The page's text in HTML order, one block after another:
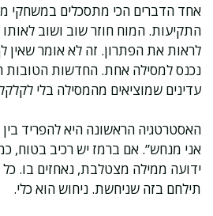
אחד הדברים הכי מתסכלים במשחקי
התקיעות. המוח חוזר שוב ושוב לאותו
לראות את הפתרון. זה לא אומר שאין
נכנס למסילה אחת. החדשות הטובות
עדינים שמוציאים מהמסילה בלי
האסטרטגיה הראשונה היא להפריד בין
אני מנחש”. אם ברמז יש רכיב בטוח,
ידועה ממילה מצטלבת, נאחזים בו.
תילחם בזה שניחשת. ניחוש הוא כלי.